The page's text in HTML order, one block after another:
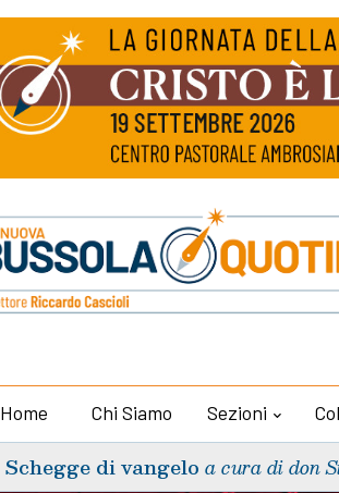
Home Chi Siamo Sezioni
Schegge di vangelo a cura di don